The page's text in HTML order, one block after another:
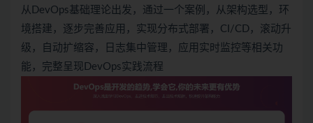
从DevOps基础理论出发，通过一个案例，从架构选型，环
境搭建，逐步完善应用，实现分布式部署，CI/CD，滚动升
级，自动扩缩容，日志集中管理，应用实时监控等相关功
能，完整呈现DevOps实践流程